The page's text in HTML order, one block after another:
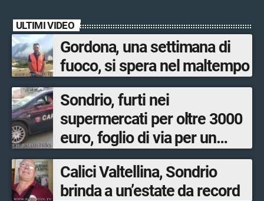
ULTIMI VIDEO
Gordona, una settimana di
fuoco, si spera nel maltempo
Sondrio, furti nei
supermercati per oltre 3000
euro, foglio di via per un
ventinovenne
Calici Valtellina, Sondrio
brinda a un’estate da record